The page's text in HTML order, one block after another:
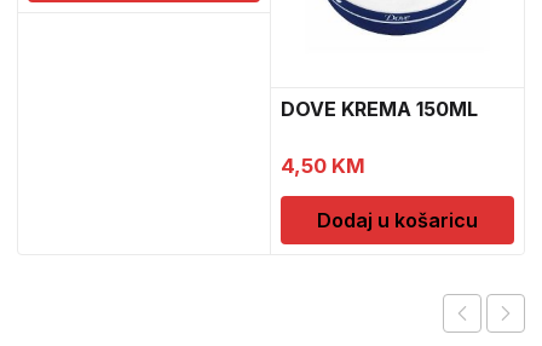
DOVE KREMA 150ML
4,50 KM
Dodaj u košaricu